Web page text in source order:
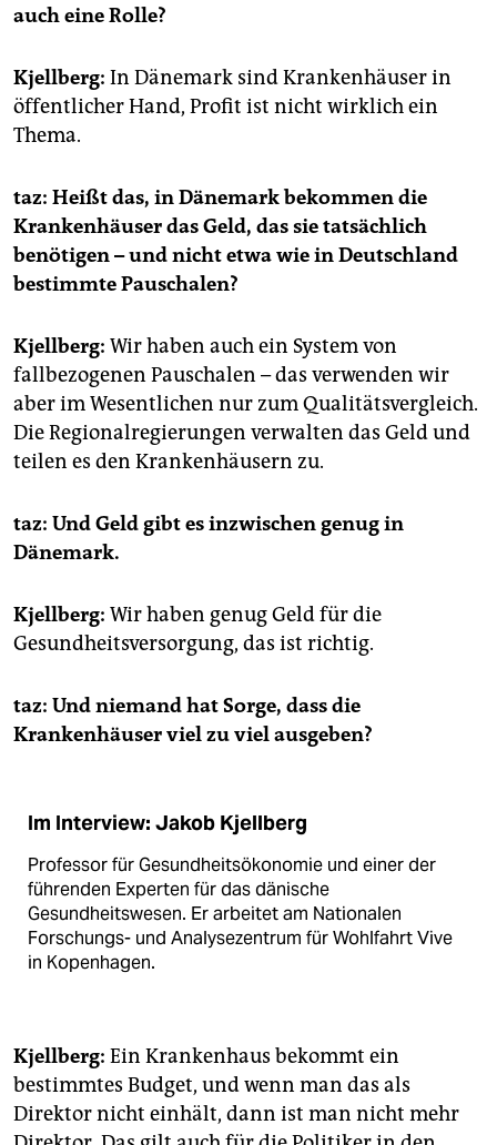
auch eine Rolle?
Kjellberg: In Dänemark sind Krankenhäuser in
öffentlicher Hand, Profit ist nicht wirklich ein
Thema.
taz: Heißt das, in Dänemark bekommen die
Krankenhäuser das Geld, das sie tatsächlich
benötigen – und nicht etwa wie in Deutschland
bestimmte Pauschalen?
Kjellberg: Wir haben auch ein System von
fallbezogenen Pauschalen – das verwenden wir
aber im Wesentlichen nur zum Qualitätsvergleich.
Die Regionalregierungen verwalten das Geld und
teilen es den Krankenhäusern zu.
taz: Und Geld gibt es inzwischen genug in
Dänemark.
Kjellberg: Wir haben genug Geld für die
Gesundheitsversorgung, das ist richtig.
taz: Und niemand hat Sorge, dass die
Krankenhäuser viel zu viel ausgeben?
Im Interview: Jakob Kjellberg
Professor für Gesundheitsökonomie und einer der
führenden Experten für das dänische
Gesundheitswesen. Er arbeitet am Nationalen
Forschungs- und Analysezentrum für Wohlfahrt Vive
in Kopenhagen.
Kjellberg: Ein Krankenhaus bekommt ein
bestimmtes Budget, und wenn man das als
Direktor nicht einhält, dann ist man nicht mehr